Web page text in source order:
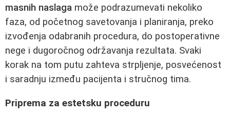
masnih naslaga može podrazumevati nekoliko
faza, od početnog savetovanja i planiranja, preko
izvođenja odabranih procedura, do postoperativne
nege i dugoročnog održavanja rezultata. Svaki
korak na tom putu zahteva strpljenje, posvećenost
i saradnju između pacijenta i stručnog tima.
Priprema za estetsku proceduru